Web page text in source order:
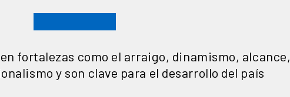
fortalezas como el arraigo, dinamismo, alcance,
y son clave para el desarrollo del país